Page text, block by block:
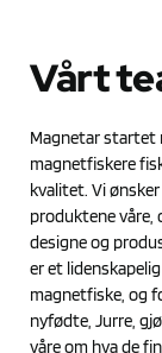
Vårt
Magnetar startet
magnetfiskere
kvalitet. Vi
produktene våre,
designe og
er et
magnetfiske, og
nyfødte, Jurre,
våre om hva de